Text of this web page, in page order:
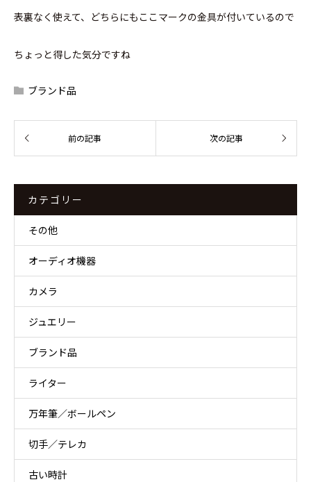
表裏なく使えて、どちらにもここマークの金具が付いているので
ちょっと得した気分ですね
ブランド品
カテゴリー
その他
オーディオ機器
カメラ
ジュエリー
ブランド品
ライター
万年筆／ボールペン
切手／テレカ
古い時計